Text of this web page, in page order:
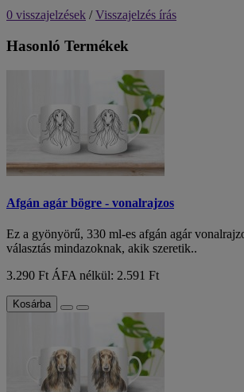
0 visszajelzések /Visszajelzés írás
Hasonló Termékek
Afgán agár bögre - vonalrajzos
Ez a gyönyörű, 330 ml-es afgán agár
választás mindazoknak, akik szeretik..
3.290 Ft ÁFA nélkül: 2.591 Ft
Kosárba